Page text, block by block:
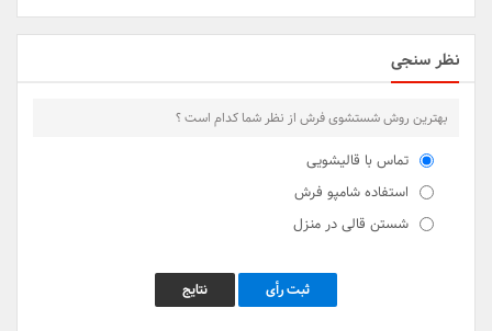
نظر سنجی
بهترین روش شستشوی فرش از نظر شما کدام است ؟
تماس با قالیشویی
استفاده شامپو فرش
شستن قالی در منزل
ثبت رأی نتایج